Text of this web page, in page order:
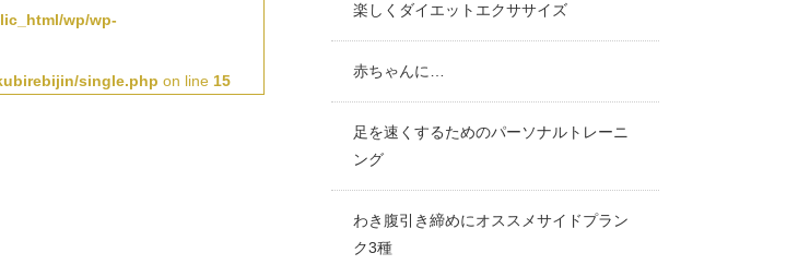
wp/wp-
single.php on line 15
楽しくダイエットエクササイズ
赤ちゃんに…
足を速くするためのパーソナルトレーニ
ング
わき腹引き締めにオススメサイドプラン
ク3種